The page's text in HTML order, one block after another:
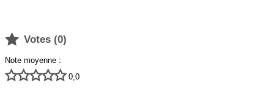
 Votes (0)
Note moyenne :
 0,0